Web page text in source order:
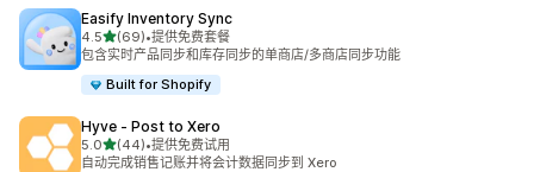
Easify Inventory Sync
4.5星（满分 5 星）
(69)
总共 69 条评论
•提供免费套餐
包含实时产品同步和库存同步的单商店/多商店同步功能
Built for Shopify
Hyve ‑ Post to Xero
5.0星（满分 5 星）
(44)
总共 44 条评论
•提供免费试用
自动完成销售记账并将会计数据同步到 Xero